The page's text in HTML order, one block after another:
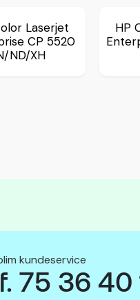
Laserjet
CP 5520
ND/XH
HP
kundeservice
75 36 40